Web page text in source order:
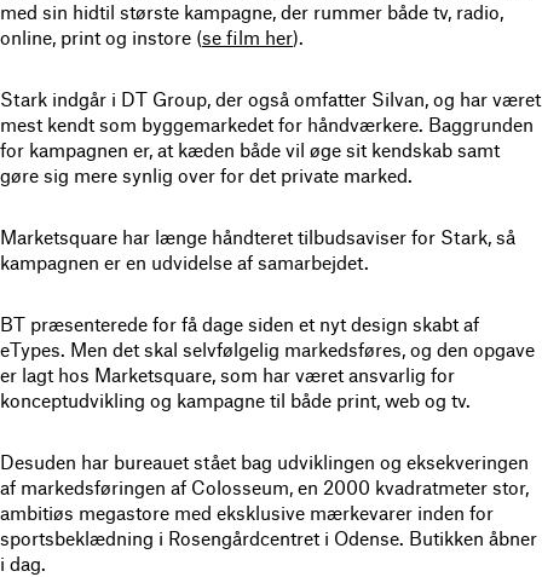
med sin hidtil største kampagne, der rummer både tv, radio,
online, print og instore (se film her).
Stark indgår i DT Group, der også omfatter Silvan, og har været
mest kendt som byggemarkedet for håndværkere. Baggrunden
for kampagnen er, at kæden både vil øge sit kendskab samt
gøre sig mere synlig over for det private marked.
Marketsquare har længe håndteret tilbudsaviser for Stark, så
kampagnen er en udvidelse af samarbejdet.
BT præsenterede for få dage siden et nyt design skabt af
eTypes. Men det skal selvfølgelig markedsføres, og den opgave
er lagt hos Marketsquare, som har været ansvarlig for
konceptudvikling og kampagne til både print, web og tv.
Desuden har bureauet stået bag udviklingen og eksekveringen
af markedsføringen af Colosseum, en 2000 kvadratmeter stor,
ambitiøs megastore med eksklusive mærkevarer inden for
sportsbeklædning i Rosengårdcentret i Odense. Butikken åbner
i dag.